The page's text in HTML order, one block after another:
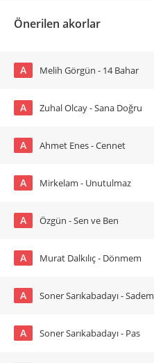
Önerilen akorlar
A Melih Görgün - 14 Bahar
A Zuhal Olcay - Sana Doğru
A Ahmet Enes - Cennet
A Mirkelam - Unutulmaz
A Özgün - Sen ve Ben
A Murat Dalkılıç - Dönmem
A Soner Sarıkabadayı - Sadem
A Soner Sarıkabadayı - Pas